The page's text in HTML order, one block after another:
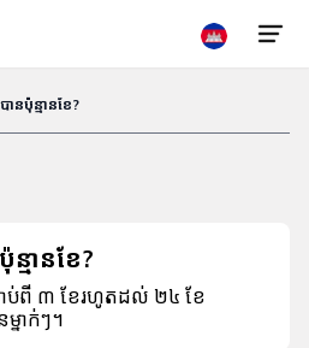
ានប៉ុន្មានខែ?
មានខែ?
ាប់ពី ៣ ខែរហូតដល់ ២៤ ខែ
ាក់ៗ។